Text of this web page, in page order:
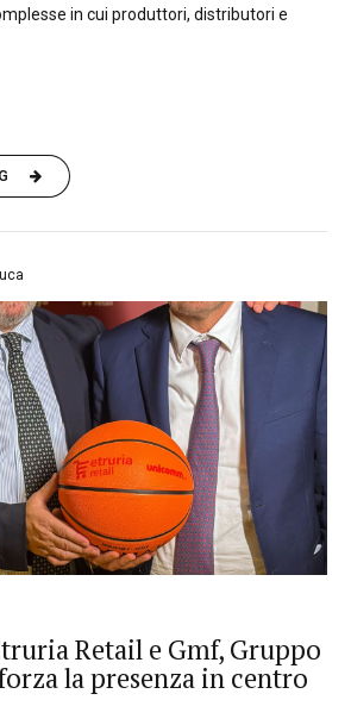
in cui produttori, distributori e
Retail e Gmf, Gruppo
la presenza in centro